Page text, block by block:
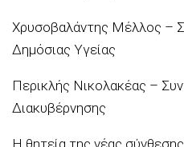
Χρυσοβαλάντης Μέλλος –
Δημόσιας Υγείας
Περικλής Νικολακέας –
Διακυβέρνησης
Η θητεία της νέας